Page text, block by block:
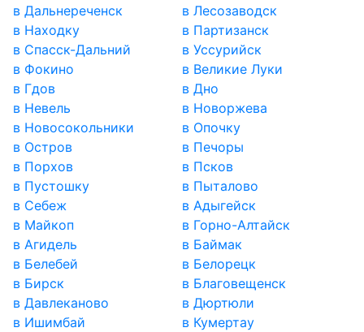
в Дальнереченск
в Лесозаводск
в Находку
в Партизанск
в Спасск-Дальний
в Уссурийск
в Фокино
в Великие Луки
в Гдов
в Дно
в Невель
в Новоржева
в Новосокольники
в Опочку
в Остров
в Печоры
в Порхов
в Псков
в Пустошку
в Пыталово
в Себеж
в Адыгейск
в Майкоп
в Горно-Алтайск
в Агидель
в Баймак
в Белебей
в Белорецк
в Бирск
в Благовещенск
в Давлеканово
в Дюртюли
в Ишимбай
в Кумертау